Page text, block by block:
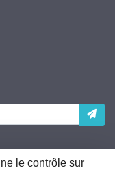
le contrôle sur